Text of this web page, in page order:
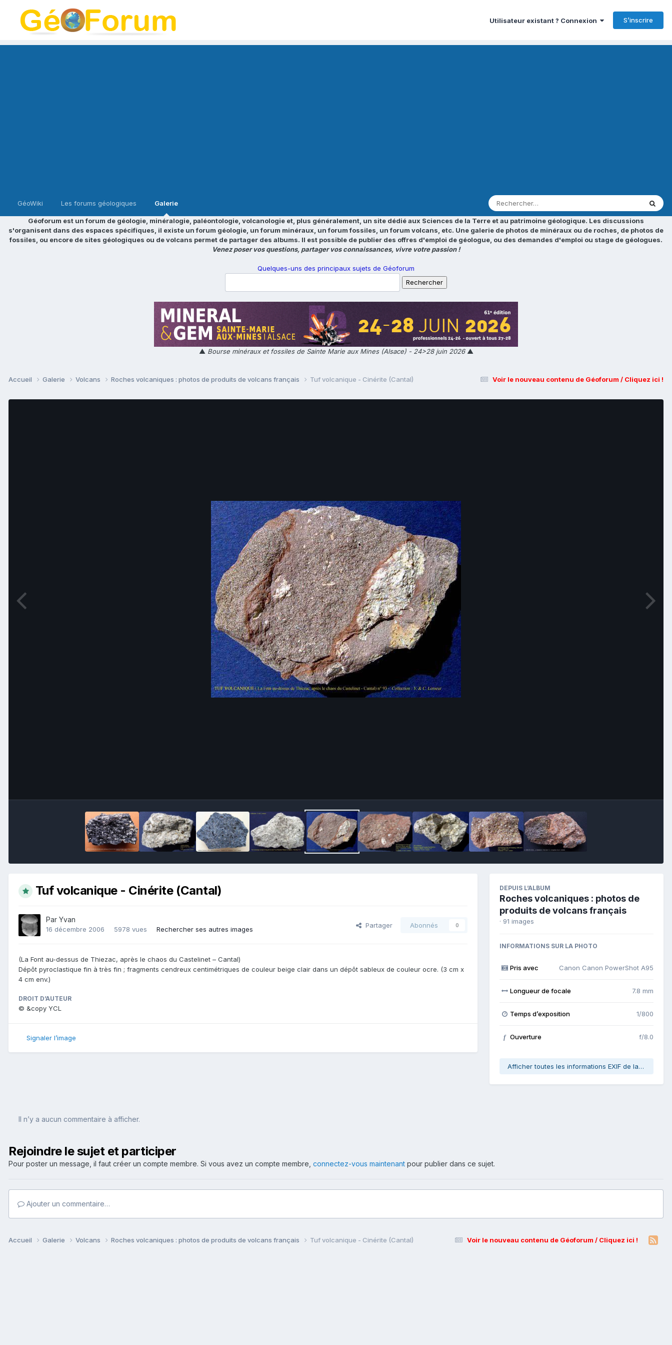
Utilisateur existant ? Connexion S’inscrire
GéoWiki Les forums géologiques Galerie
Géoforum est un forum de géologie, minéralogie, paléontologie, volcanologie et, plus généralement, un site dédié aux Sciences de la Terre et au patrimoine géologique. Les discussions
s'organisent dans des espaces spécifiques, il existe un forum géologie, un forum minéraux, un forum fossiles, un forum volcans, etc. Une galerie de photos de minéraux ou de roches, de photos de
fossiles, ou encore de sites géologiques ou de volcans permet de partager des albums. Il est possible de publier des offres d'emploi de géologue, ou des demandes d'emploi ou stage de géologues.
Venez poser vos questions, partager vos connaissances, vivre votre passion !
Quelques-uns des principaux sujets de Géoforum
▲ Bourse minéraux et fossiles de Sainte Marie aux Mines (Alsace) - 24>28 juin 2026▲
Voir le nouveau contenu de Géoforum / Cliquez ici !
Accueil Galerie Volcans Roches volcaniques : photos de produits de volcans français Tuf volcanique - Cinérite (Cantal)
Tuf volcanique - Cinérite (Cantal)
Par Yvan
16 décembre 2006 5978 vues Rechercher ses autres images
Partager Abonnés 0
(La Font au-dessus de Thiezac, après le chaos du Castelinet – Cantal)
Dépôt pyroclastique fin à très fin ; fragments cendreux centimétriques de couleur beige clair dans un dépôt sableux de couleur ocre. (3 cm x
4 cm env.)
DROIT D’AUTEUR
© &copy YCL
Signaler l’image
DEPUIS L’ALBUM
Roches volcaniques : photos de
produits de volcans français
· 91 images
INFORMATIONS SUR LA PHOTO
Pris avec Canon Canon PowerShot A95
Longueur de focale 7.8 mm
Temps d’exposition 1/800
f Ouverture f/8.0
Afficher toutes les informations EXIF de la photo
Il n’y a aucun commentaire à afficher.
Rejoindre le sujet et participer
Pour poster un message, il faut créer un compte membre. Si vous avez un compte membre, connectez-vous maintenant pour publier dans ce sujet.
Ajouter un commentaire…
Voir le nouveau contenu de Géoforum / Cliquez ici !
Accueil Galerie Volcans Roches volcaniques : photos de produits de volcans français Tuf volcanique - Cinérite (Cantal)